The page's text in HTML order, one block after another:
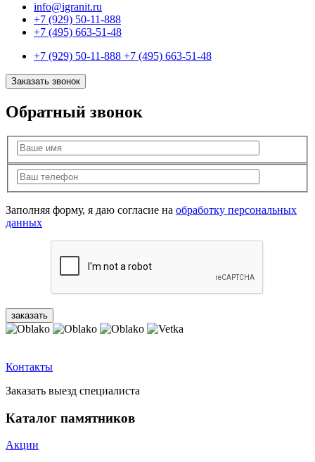
info@igranit.ru
+7 (929) 50-11-888
+7 (495) 663-51-48
+7 (929) 50-11-888 +7 (495) 663-51-48
Заказать звонок
Обратный звонок
Заполняя форму, я даю согласие на обработку персональных
данных
Контакты
Заказать выезд специалиста
Каталог памятников
Акции